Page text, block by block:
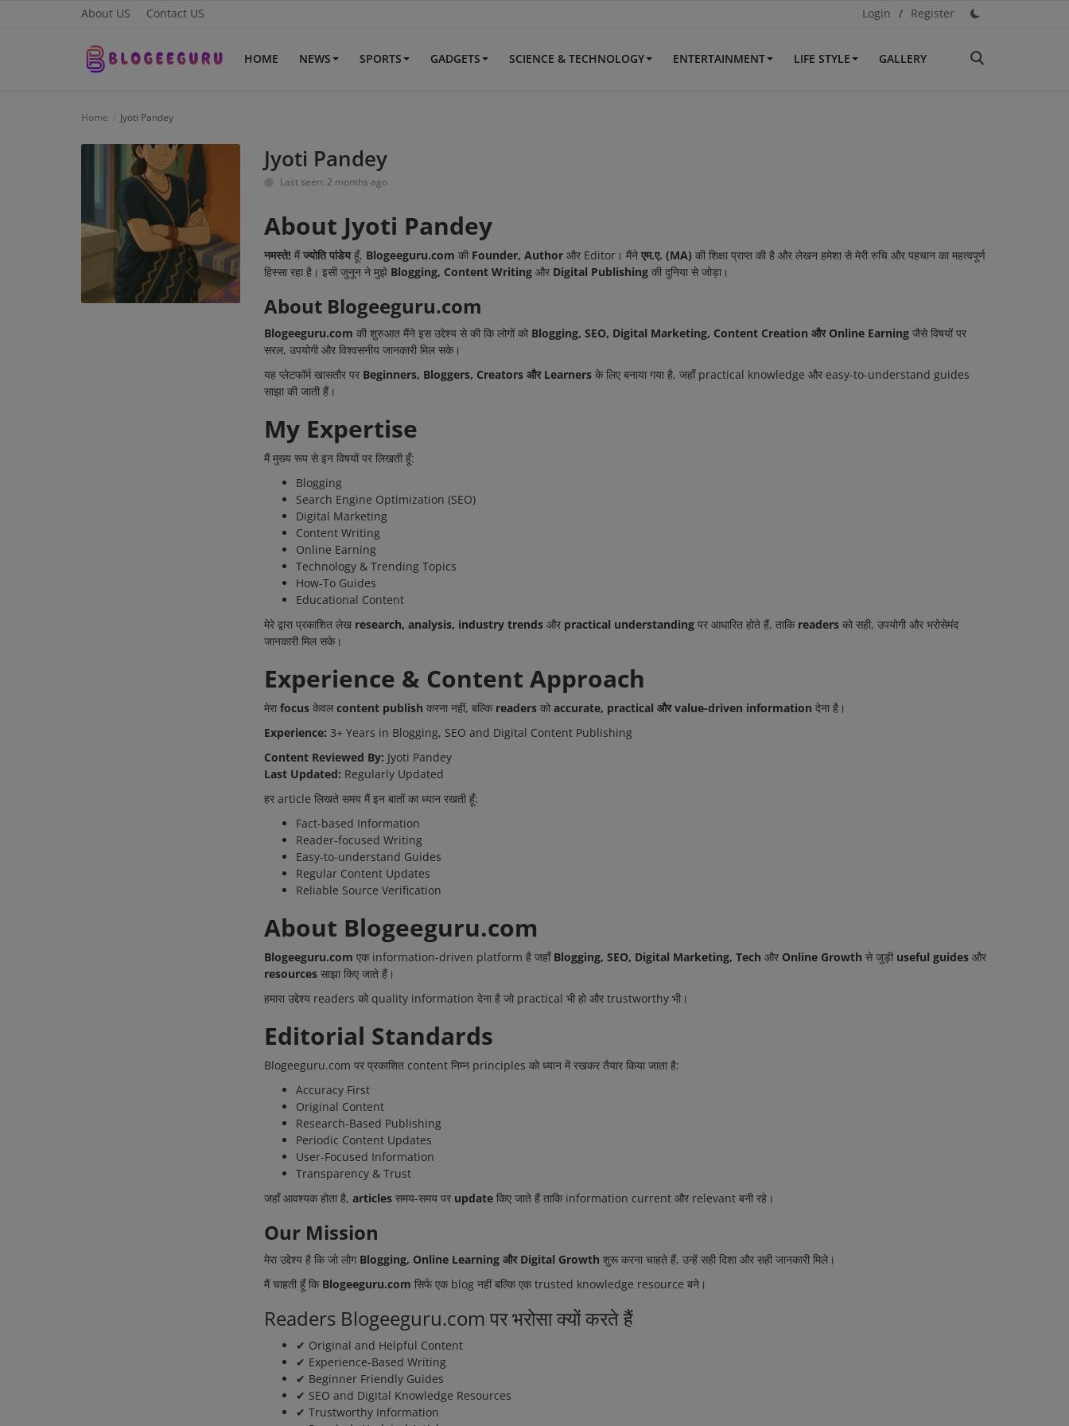
About US Contact US Login / Register
HOME NEWS SPORTS GADGETS SCIENCE & TECHNOLOGY ENTERTAINMENT LIFE STYLE GALLERY
Home Jyoti Pandey
Jyoti Pandey
Last seen: 2 months ago
About Jyoti Pandey
नमस्ते! मैं ज्योति पांडेयहूँ, Blogeeguru.com की Founder, Author और Editor। मैंने एम.ए. (MA) की शिक्षा प्राप्त की है और लेखन हमेशा से मेरी रुचि और पहचान का महत्वपूर्ण
हिस्सा रहा है। इसी जुनून ने मुझे Blogging, Content Writing और Digital Publishing की दुनिया से जोड़ा।
About Blogeeguru.com
Blogeeguru.com की शुरुआत मैंने इस उद्देश्य से की कि लोगों को Blogging, SEO, Digital Marketing, Content Creation और Online Earning जैसे विषयों पर
सरल, उपयोगी और विश्वसनीय जानकारी मिल सके।
यह प्लेटफॉर्म खासतौर पर Beginners, Bloggers, Creators और Learners के लिए बनाया गया है, जहाँ practical knowledge और easy-to-understand guides
साझा की जाती हैं।
My Expertise
मैं मुख्य रूप से इन विषयों पर लिखती हूँ:
Blogging
Search Engine Optimization (SEO)
Digital Marketing
Content Writing
Online Earning
Technology & Trending Topics
How-To Guides
Educational Content
मेरे द्वारा प्रकाशित लेख research, analysis, industry trends और practical understanding पर आधारित होते हैं, ताकि readers को सही, उपयोगी और भरोसेमंद
जानकारी मिल सके।
Experience & Content Approach
मेरा focus केवल content publish करना नहीं, बल्कि readers को accurate, practical और value-driven information देना है।
Experience: 3+ Years in Blogging, SEO and Digital Content Publishing
Content Reviewed By: Jyoti Pandey
Last Updated: Regularly Updated
हर article लिखते समय मैं इन बातों का ध्यान रखती हूँ:
Fact-based Information
Reader-focused Writing
Easy-to-understand Guides
Regular Content Updates
Reliable Source Verification
About Blogeeguru.com
Blogeeguru.com एक information-driven platform है जहाँ Blogging, SEO, Digital Marketing, Tech और Online Growth से जुड़ी useful guides और
resources साझा किए जाते हैं।
हमारा उद्देश्य readers को quality information देना है जो practical भी हो और trustworthy भी।
Editorial Standards
Blogeeguru.com पर प्रकाशित content निम्न principles को ध्यान में रखकर तैयार किया जाता है:
Accuracy First
Original Content
Research-Based Publishing
Periodic Content Updates
User-Focused Information
Transparency & Trust
जहाँ आवश्यक होता है, articles समय-समय पर update किए जाते हैं ताकि information current और relevant बनी रहे।
Our Mission
मेरा उद्देश्य है कि जो लोग Blogging, Online Learning और Digital Growth शुरू करना चाहते हैं, उन्हें सही दिशा और सही जानकारी मिले।
मैं चाहती हूँ कि Blogeeguru.com सिर्फ एक blog नहीं बल्कि एक trusted knowledge resource बने।
Readers Blogeeguru.com पर भरोसा क्यों करते हैं
✔ Original and Helpful Content
✔ Experience-Based Writing
✔ Beginner Friendly Guides
✔ SEO and Digital Knowledge Resources
✔ Trustworthy Information